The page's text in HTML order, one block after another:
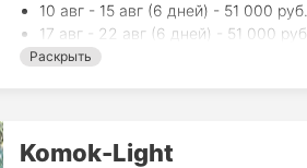
10 авг - 15 авг (6 дней) - 51 000 руб.
17 авг - 22 авг (6 дней) - 51 000 руб.
24 авг - 29 авг (6 дней) - 51 000 руб.
Раскрыть
Komok-Light